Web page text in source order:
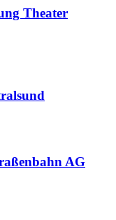
Theater
AG